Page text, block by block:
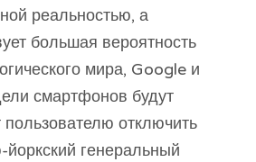
реальностью, а
большая вероятность
мира, Google и
смартфонов будут
отключить
генеральный